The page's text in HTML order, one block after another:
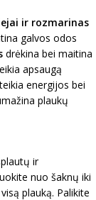
ir rozmarinas
galvos odos
drėkina bei maitina
apsaugą
energijos bei
plaukų
ir
nuo šaknų iki
plauką. Palikite